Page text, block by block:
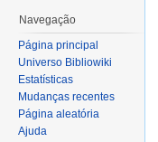
Navegação
Página principal
Universo Bibliowiki
Estatísticas
Mudanças recentes
Página aleatória
Ajuda